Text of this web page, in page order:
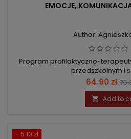
EMOCJE,
Author:
Program profilaktyczno-
przedszkolnym i
Price
64.90 zł
 Add to
- 5.10 zł